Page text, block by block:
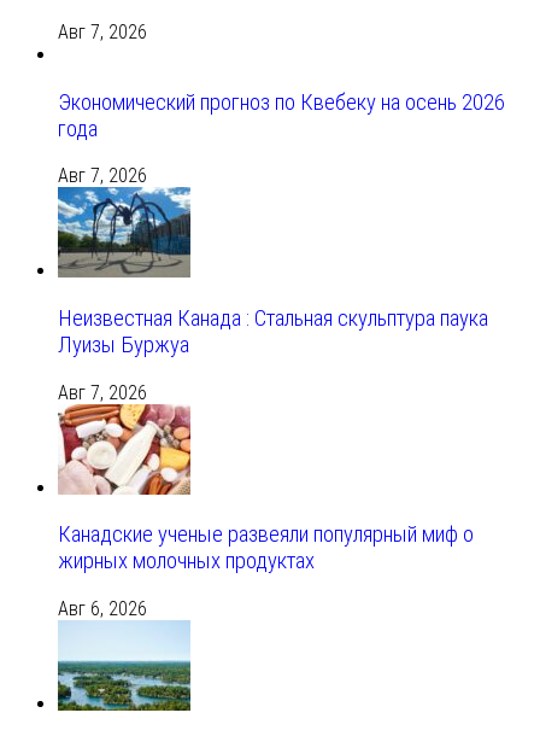
Авг 7, 2026
Экономический прогноз по Квебеку на осень 2026
года
Авг 7, 2026
Неизвестная Канада : Стальная скульптура паука
Луизы Буржуа
Авг 7, 2026
Канадские ученые развеяли популярный миф о
жирных молочных продуктах
Авг 6, 2026